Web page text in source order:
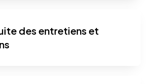
des entretiens et